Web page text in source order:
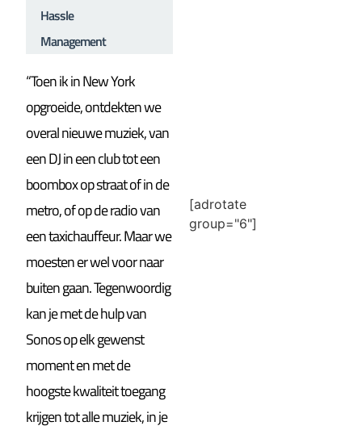
Hassle
Management
“Toen ik in New York
opgroeide, ontdekten we
overal nieuwe muziek, van
een DJ in een club tot een
boombox op straat of in de
metro, of op de radio van
een taxichauffeur. Maar we
moesten er wel voor naar
buiten gaan. Tegenwoordig
kan je met de hulp van
Sonos op elk gewenst
moment en met de
hoogste kwaliteit toegang
krijgen tot alle muziek, in je
[adrotate
group="6"]